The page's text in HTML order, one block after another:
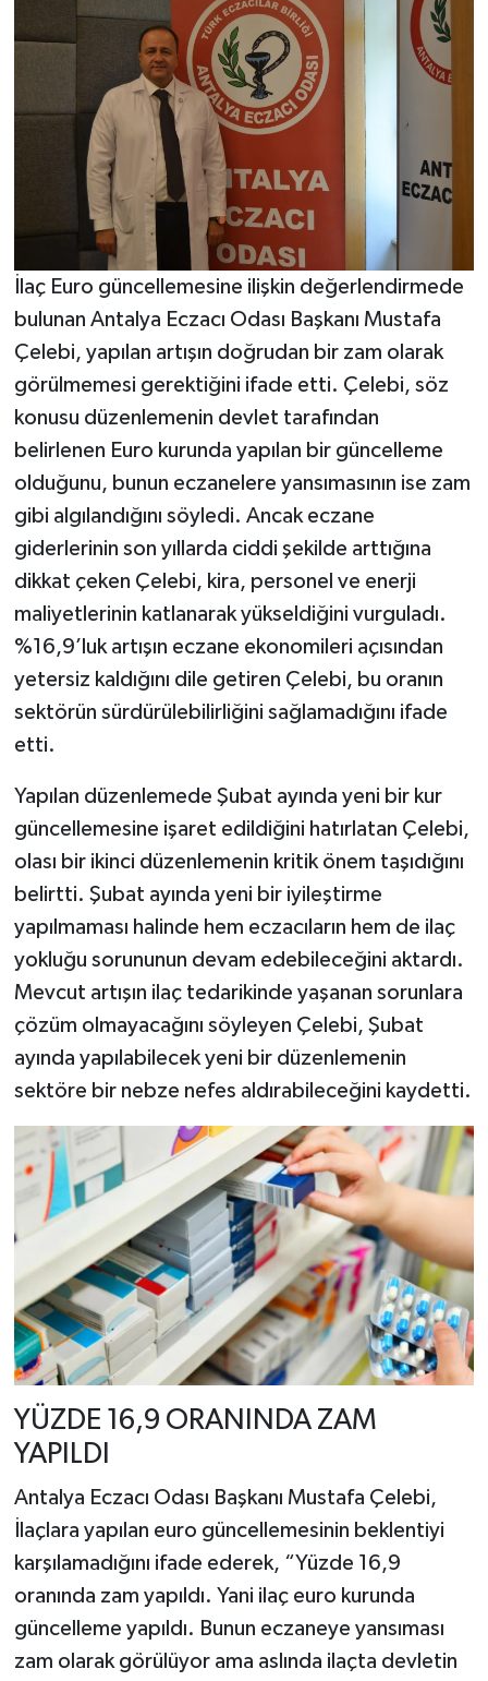
İlaç Euro güncellemesine ilişkin değerlendirmede
bulunan Antalya Eczacı Odası Başkanı Mustafa
Çelebi, yapılan artışın doğrudan bir zam olarak
görülmemesi gerektiğini ifade etti. Çelebi, söz
konusu düzenlemenin devlet tarafından
belirlenen Euro kurunda yapılan bir güncelleme
olduğunu, bunun eczanelere yansımasının ise zam
gibi algılandığını söyledi. Ancak eczane
giderlerinin son yıllarda ciddi şekilde arttığına
dikkat çeken Çelebi, kira, personel ve enerji
maliyetlerinin katlanarak yükseldiğini vurguladı.
%16,9’luk artışın eczane ekonomileri açısından
yetersiz kaldığını dile getiren Çelebi, bu oranın
sektörün sürdürülebilirliğini sağlamadığını ifade
etti.
Yapılan düzenlemede Şubat ayında yeni bir kur
güncellemesine işaret edildiğini hatırlatan Çelebi,
olası bir ikinci düzenlemenin kritik önem taşıdığını
belirtti. Şubat ayında yeni bir iyileştirme
yapılmaması halinde hem eczacıların hem de ilaç
yokluğu sorununun devam edebileceğini aktardı.
Mevcut artışın ilaç tedarikinde yaşanan sorunlara
çözüm olmayacağını söyleyen Çelebi, Şubat
ayında yapılabilecek yeni bir düzenlemenin
sektöre bir nebze nefes aldırabileceğini kaydetti.
YÜZDE 16,9 ORANINDA ZAM
YAPILDI
Antalya Eczacı Odası Başkanı Mustafa Çelebi,
İlaçlara yapılan euro güncellemesinin beklentiyi
karşılamadığını ifade ederek, “Yüzde 16,9
oranında zam yapıldı. Yani ilaç euro kurunda
güncelleme yapıldı. Bunun eczaneye yansıması
zam olarak görülüyor ama aslında ilaçta devletin